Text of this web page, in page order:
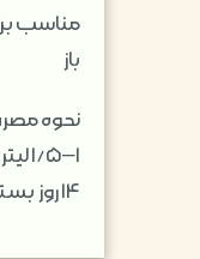
مناسب
باز
نحوه
۱۴ روز بسته به شدت بیماری.